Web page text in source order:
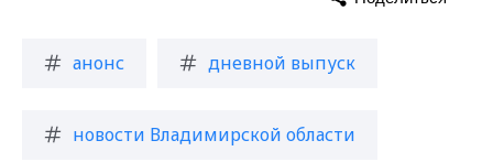
анонс дневной выпуск
новости Владимирской области